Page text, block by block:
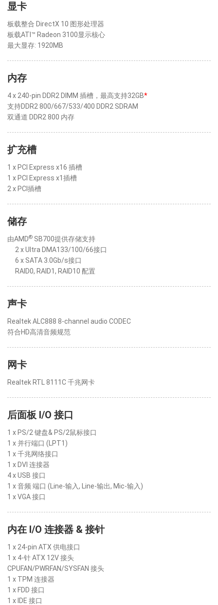
显卡
板载整合 DirectX 10 图形处理器
板载ATI™ Radeon 3100显示核心
最大显存: 1920MB
内存
4 x 240-pin DDR2 DIMM 插槽，最高支持32GB*
支持DDR2 800/667/533/400 DDR2 SDRAM
双通道 DDR2 800 内存
扩充槽
1 x PCI Express x16 插槽
1 x PCI Express x1插槽
2 x PCI插槽
储存
由AMD® SB700提供存储支持
2 x Ultra DMA133/100/66接口
6 x SATA 3.0Gb/s接口
RAID0, RAID1, RAID10 配置
声卡
Realtek ALC888 8-channel audio CODEC
符合HD高清音频规范
网卡
Realtek RTL 8111C 千兆网卡
后面板 I/O 接口
1 x PS/2 键盘& PS/2鼠标接口
1 x 并行端口 (LPT1)
1 x 千兆网络接口
1 x DVI 连接器
4 x USB 接口
1 x 音频 端口 (Line-输入, Line-输出, Mic-输入)
1 x VGA 接口
内在 I/O 连接器 & 接针
1 x 24-pin ATX 供电接口
1 x 4-针 ATX 12V 接头
CPUFAN/PWRFAN/SYSFAN 接头
1 x TPM 连接器
1 x FDD 接口
1 x IDE 接口